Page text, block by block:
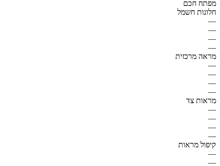
מפתח חכם
חלונות חשמל
—
—
—
—
מראה מרכזית
—
—
—
—
מראות צד
—
—
—
—
קיפול מראות
—
—